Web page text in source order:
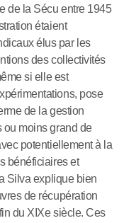
de la Sécu entre 1945
étaient
élus par les
des collectivités
si elle est
pose
de la gestion
ou moins grand de
potentiellement à la
bénéficiaires et
Silva explique bien
de récupération
du XIXe siècle. Ces